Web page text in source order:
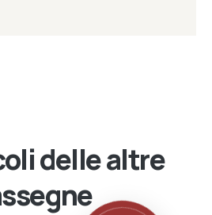
delle altre